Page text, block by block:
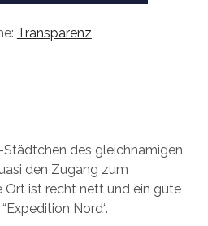
Transparenz
des gleichnamigen
den Zugang zum
Ort ist recht nett und ein gute
Nord“.